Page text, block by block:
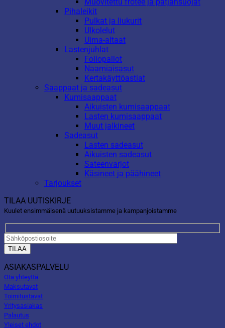
Pihaleikit
Pulkat ja liukurit
Ulkolelut
Uima-altaat
Lastenjuhlat
Foliopallot
Naamiaisasut
Kertakäyttöastiat
Saappaat ja sadeasut
Kumisaappaat
Aikuisten kumisaappaat
Lasten kumisaappaat
Muut jalkineet
Sadeasut
Lasten sadeasut
Aikuisten sadeasut
Sateenvarjot
Käsineet ja päähineet
Tarjoukset
TILAA UUTISKIRJE
Kuulet ensimmäisenä uutuuksistamme ja kampanjoistamme
ASIAKASPALVELU
Ota yhteyttä
Maksutavat
Toimitustavat
Yritysasiakas
Palautus
Yleiset ehdot